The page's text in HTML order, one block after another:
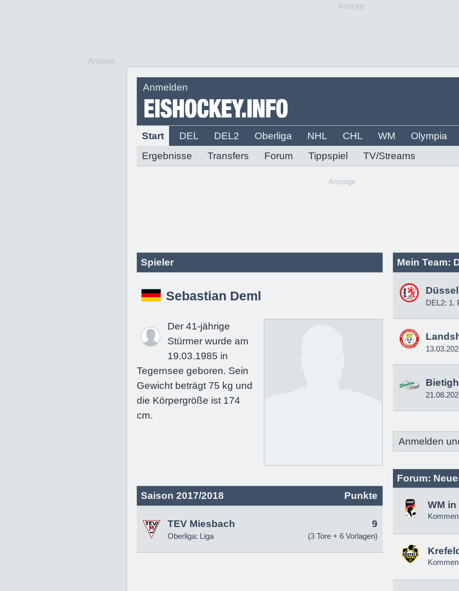
Anzeige
Anmelden
Start DEL DEL2 Oberliga NHL CHL WM
Olympia
Ergebnisse
Transfers Forum Tippspiel TV/Streams
Anzeige
Anzeige
Spieler
Sebastian Deml
Der 41-jährige
Stürmer wurde am
19.03.1985 in
Tegernsee geboren. Sein
Gewicht beträgt 75 kg und
die Körpergröße ist 174
cm.
Saison 2017/2018 Punkte
TEV Miesbach
Oberliga: Liga
9
(3 Tore + 6 Vorlagen)
Mein Team:
DEL2: 1.
Anmelden
Forum:
WM